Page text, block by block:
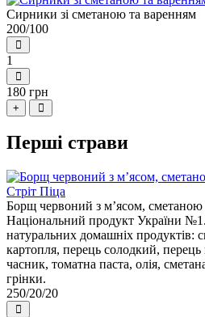
Сирники зі сметаною та варенням
200/100
1
180 грн
+
Перші страви
Борщ червоний з м’ясом, сметаною
Національний продукт України
натуральних домашніх продуктів:
картопля, перець солодкий, перець
часник, томатна паста, олія,
грінки.
250/20/20